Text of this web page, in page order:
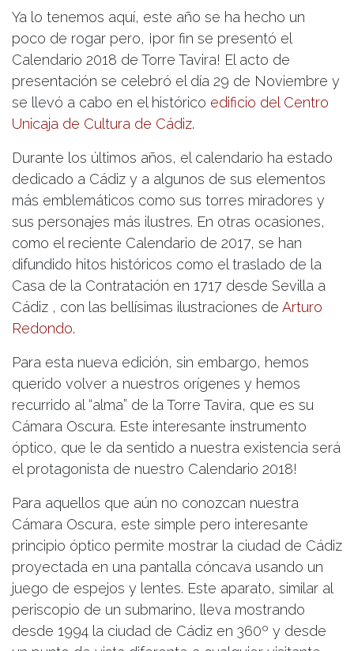
Ya lo tenemos aquí, este año se ha hecho un
poco de rogar pero, ¡por fin se presentó el
Calendario 2018 de Torre Tavira! El acto de
presentación se celebró el día 29 de Noviembre y
se llevó a cabo en el histórico edificio del Centro
Unicaja de Cultura de Cádiz.
Durante los últimos años, el calendario ha estado
dedicado a Cádiz y a algunos de sus elementos
más emblemáticos como sus torres miradores y
sus personajes más ilustres. En otras ocasiones,
como el reciente Calendario de 2017, se han
difundido hitos históricos como el traslado de la
Casa de la Contratación en 1717 desde Sevilla a
Cádiz , con las bellísimas ilustraciones de Arturo
Redondo.
Para esta nueva edición, sin embargo, hemos
querido volver a nuestros orígenes y hemos
recurrido al “alma” de la Torre Tavira, que es su
Cámara Oscura. Este interesante instrumento
óptico, que le da sentido a nuestra existencia será
el protagonista de nuestro Calendario 2018!
Para aquellos que aún no conozcan nuestra
Cámara Oscura, este simple pero interesante
principio óptico permite mostrar la ciudad de Cádiz
proyectada en una pantalla cóncava usando un
juego de espejos y lentes. Este aparato, similar al
periscopio de un submarino, lleva mostrando
desde 1994 la ciudad de Cádiz en 360º y desde